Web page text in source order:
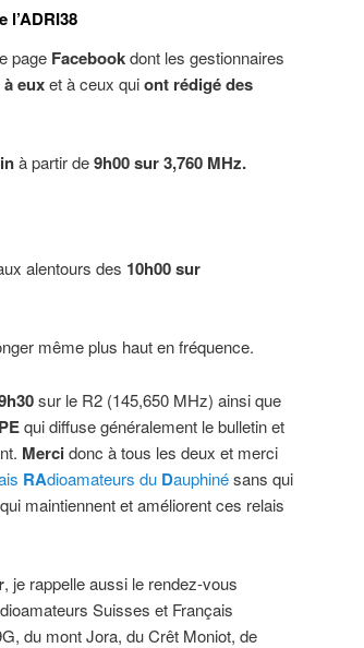
l’ADRI38
page Facebookdont les gestionnaires
euxet à ceux quiont rédigé des
à partir de9h00 sur 3,760 MHz.
alentours des 10h00 sur
même plus haut en fréquence.
sur le R2 (145,650 MHz) ainsi que
qui diffuse généralement le bulletin et
Mercidonc à tous les deux et merci
RAdioamateurs du Dauphinésans qui
maintiennent et améliorent ces relais
, je rappelle aussi le rendez-vous
Suisses et Français
du mont Jora, du Crêt Moniot, de